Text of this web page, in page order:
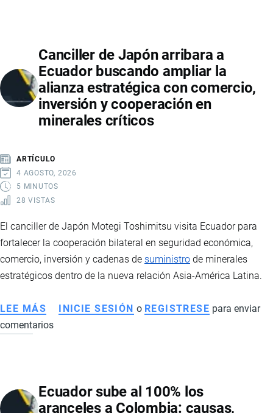
CANADÁ:
ESTOS
SON
LOS
PRODUCTOS
ARANCEL
0
%
CÓMO
IMPACTARÁ
Canciller de Japón arribara a
Ecuador buscando ampliar la
alianza estratégica con comercio,
inversión y cooperación en
minerales críticos
ARTÍCULO
4 AGOSTO, 2026
5 MINUTOS
28 VISTAS
El canciller de Japón Motegi Toshimitsu visita Ecuador para
fortalecer la cooperación bilateral en seguridad económica,
comercio, inversión y cadenas de suministro de minerales
estratégicos dentro de la nueva relación Asia-América Latina.
LEE MÁS SOBRE
CANCILLER
A
ECUADOR
INICIE SESIÓN o REGISTRESE para enviar
comentarios
Ecuador sube al 100% los
aranceles a Colombia: causas,